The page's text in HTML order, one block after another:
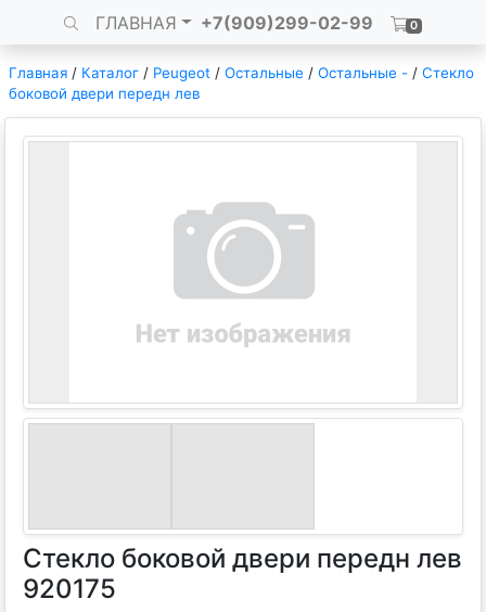
ГЛАВНАЯ +7(909)299-02-99 0
Главная / Каталог / Peugeot / Остальные / Остальные - / Стекло
боковой двери передн лев
Стекло боковой двери передн лев
920175